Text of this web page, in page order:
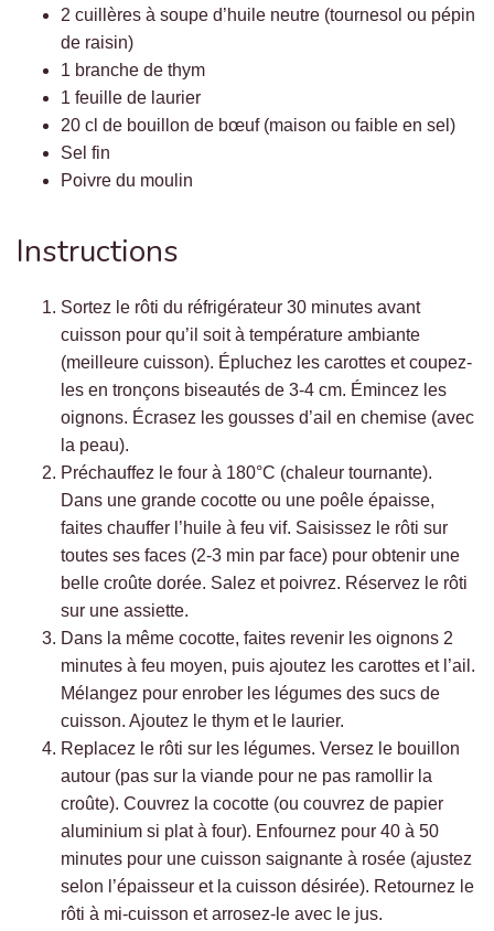
2 cuillères à soupe d’huile neutre (tournesol ou pépin
de raisin)
1 branche de thym
1 feuille de laurier
20 cl de bouillon de bœuf (maison ou faible en sel)
Sel fin
Poivre du moulin
Instructions
Sortez le rôti du réfrigérateur 30 minutes avant
cuisson pour qu’il soit à température ambiante
(meilleure cuisson). Épluchez les carottes et coupez-
les en tronçons biseautés de 3-4 cm. Émincez les
oignons. Écrasez les gousses d’ail en chemise (avec
la peau).
Préchauffez le four à 180°C (chaleur tournante).
Dans une grande cocotte ou une poêle épaisse,
faites chauffer l’huile à feu vif. Saisissez le rôti sur
toutes ses faces (2-3 min par face) pour obtenir une
belle croûte dorée. Salez et poivrez. Réservez le rôti
sur une assiette.
Dans la même cocotte, faites revenir les oignons 2
minutes à feu moyen, puis ajoutez les carottes et l’ail.
Mélangez pour enrober les légumes des sucs de
cuisson. Ajoutez le thym et le laurier.
Replacez le rôti sur les légumes. Versez le bouillon
autour (pas sur la viande pour ne pas ramollir la
croûte). Couvrez la cocotte (ou couvrez de papier
aluminium si plat à four). Enfournez pour 40 à 50
minutes pour une cuisson saignante à rosée (ajustez
selon l’épaisseur et la cuisson désirée). Retournez le
rôti à mi-cuisson et arrosez-le avec le jus.